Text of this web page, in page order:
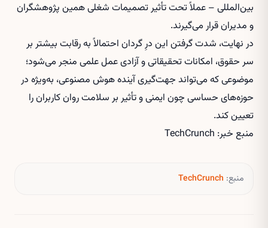
بین‌المللی – عملاً تحت تأثیر تصمیمات شغلی همین پژوهشگران
و مدیران قرار می‌گیرند.
در نهایت، شدت گرفتن این درِ گردان احتمالاً به رقابت بیشتر بر
سر حقوق، امکانات تحقیقاتی و آزادی عمل علمی منجر می‌شود؛
موضوعی که می‌تواند جهت‌گیری آینده هوش مصنوعی، به‌ویژه در
حوزه‌های حساسی چون ایمنی و تأثیر بر سلامت روان کاربران را
تعیین کند.
منبع خبر: TechCrunch
منبع: TechCrunch